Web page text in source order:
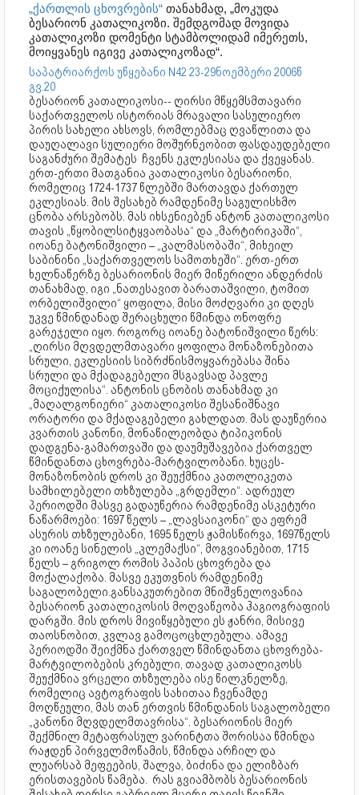
„ქართლის ცხოვრების“ თანახმად, „მოკუდა
ბესარიონ კათალიკოზი. შემდგომად მოვიდა
კათალიკოზი დომენტი სტამბოლიდამ იმერეთს,
მოიყვანეს იგივე კათალიკოზად“.
საპატრიარქოს უწყებანი N42 23-29ნოემბერი 2006წ
გვ.20
ბესარიონ კათალიკოსი-- ღირსი მწყემსმთავარი
საქართველოს ისტორიას მრავალი სასულიერო
პირის სახელი ახსოვს, რომლებმაც ღვაწლითა და
დაუღალავი სულიერი მოშურნეობით ფასდაუდებელი
საგანძური შემატეს ჩვენს ეკლესიასა და ქვეყანას.
ერთ-ერთი მათგანია კათალიკოსი ბესარიონი,
რომელიც 1724-1737 წლებში მართავდა ქართულ
ეკლესიას. მის შესახებ რამდენიმე საგულისხმო
ცნობა არსებობს. მას იხსენიებენ ანტონ კათალიკოსი
თავის „წყობილსიტყვაობასა“ და „მარტირიკაში“,
იოანე ბატონიშვილი – „კალმასობაში“, მიხეილ
საბინინი „საქართველოს სამოთხეში“. ერთ-ერთ
ხელნაწერზე ბესარიონის მიერ მიწერილი ანდერძის
თანახმად, იგი „ნათესავით ბარათაშვილი, ტომით
ორბელიშვილი“ ყოფილა, მისი მოძღვარი კი დღეს
უკვე წმინდანად შერაცხული წმინდა ონოფრე
გარეჯელი იყო. როგორც იოანე ბატონიშვილი წერს:
„ღირსი მღვდელმთავარი ყოფილა მონაზონებითა
სრული, ეკლესიის სიბრძნისმოყვარებასა შინა
სრული და მქადაგებელი მსგავსად პავლე
მოციქულისა“. ანტონის ცნობის თანახმად კი
„მაღალგონიერი“ კათალიკოსი შესანიშნავი
ორატორი და მქადაგებელი გახლდათ. მას დაუწერია
კვართის კანონი, მონაწილეობდა ტიპიკონის
დადგენა-გამართვაში და დაუმუშავებია ქართველ
წმინდანთა ცხოვრება-მარტვილობანი. ხუცეს-
მონაზონობის დროს კი შეუქმნია კათოლიკეთა
სამხილებელი თხზულება „გრდემლი“. ადრეულ
პერიოდში მასვე გადაუწერია რამდენიმე ასკეტური
ნაწარმოები: 1697 წელს – „ლავსაიკონი“ და ეფრემ
ასურის თხზულებანი, 1695 წელს ჟამისწირვა, 1697წელს
კი იოანე სინელის „კლემაქსი“, მოგვიანებით, 1715
წელს – გრიგოლ რომის პაპის ცხოვრება და
მოქალაქობა. მასვე ეკუთვნის რამდენიმე
საგალობელი.განსაკუთრებით მნიშვნელოვანია
ბესარიონ კათალიკოსის მოღვაწეობა ჰაგიოგრაფიის
დარგში. მის დროს მივიწყებული ეს ჟანრი, მისივე
თაოსნობით, კვლავ გამოცოცხლებულა. ამავე
პერიოდში შეიქმნა ქართველ წმინდანთა ცხოვრება-
მარტვილობების კრებული, თავად კათალიკოსს
შეუქმნია ვრცელი თხზულება ისე წილკნელზე,
რომელიც ავტოგრაფის სახითაა ჩვენამდე
მოღწეული, მას თან ერთვის წმინდანის საგალობელი
„კანონი მღვდელმთავრისა“. ბესარიონის მიერ
შექმნილ მეტაფრასულ ვარინტთა შორისაა წმინდა
რაჟდენ პირველმოწამის, წმინდა არჩილ და
ლუარსაბ მეფეების, შალვა, ბიძინა და ელიზბარ
ერისთავების წამება. რას გვიამბობს ბესარიონის